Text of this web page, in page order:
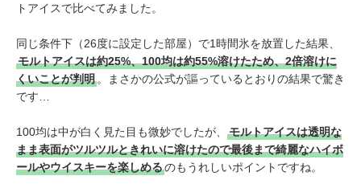
トアイスで比べてみました。
同じ条件下（26度に設定した部屋）で1時間氷を放置した結果、
モルトアイスは約25%、100均は約55%溶けたため、2倍溶けに
くいことが判明 。まさかの公式が謳っているとおりの結果で驚き
です…
100均は中が白く見た目も微妙でしたが、
モルトアイスは透明な
まま表面がツルツルときれいに溶けたので最後まで綺麗なハイボ
ールやウイスキーを楽しめるのもうれしいポイントですね。